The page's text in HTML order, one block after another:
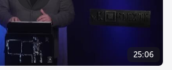
25:06